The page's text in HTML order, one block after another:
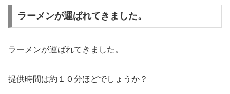
ラーメンが運ばれてきました。
ラーメンが運ばれてきました。
提供時間は約１０分ほどでしょうか？